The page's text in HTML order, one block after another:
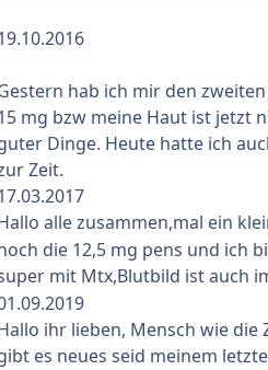
hab ich mir den
mg bzw meine Haut ist jetzt
Dinge. Heute hatte ich
Zeit.
alle zusammen,mal ein
die 12,5 mg pens und ich
mit Mtx,Blutbild ist auch
ihr lieben, Mensch wie die
es neues seid meinem